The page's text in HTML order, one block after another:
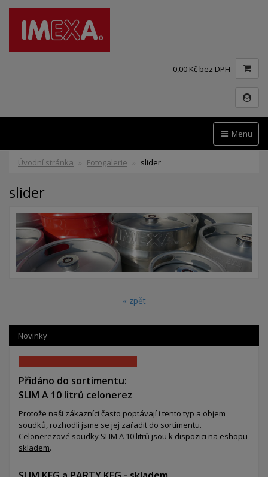
0,00 Kč bez DPH
Menu
Úvodní stránka Fotogalerie slider
slider
« zpět
Novinky
Přidáno do sortimentu:
SLIM A 10 litrů celonerez
Protože naši zákazníci často poptávají i tento typ a objem
soudků, rozhodli jsme se jej zařadit do sortimentu.
Celonerezové soudky SLIM A 10 litrů jsou k dispozici na eshopu
skladem.